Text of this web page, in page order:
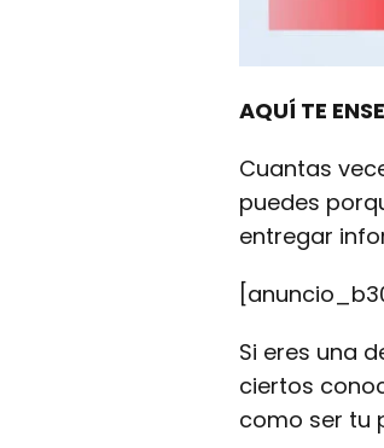
AQUÍ TE
Cuantas
puedes
entregar
Si eres una
ciertos
como ser tu